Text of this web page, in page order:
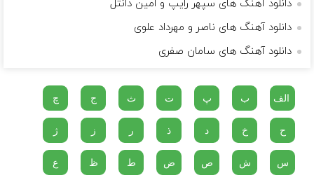
دانلود آهنگ های سپهر رایپ و امین دانتل
دانلود آهنگ های ناصر و مهرداد علوی
دانلود آهنگ های سامان صفری
الف ب پ ت ث ج چ
ح خ د ذ ر ز ژ
س ش ص ض ط ظ ع